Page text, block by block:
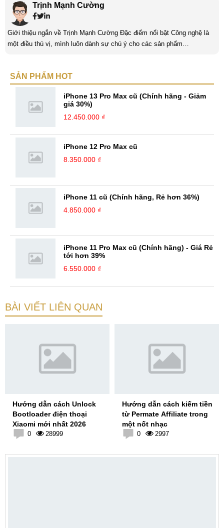
Trịnh Mạnh Cường
Giới thiệu ngắn về Trịnh Mạnh Cường Đặc điểm nổi bật Công nghệ là
một điều thú vị, mình luôn dành sự chú ý cho các sản phẩm
hiểu biết mới mẻ và thú vị. Tinh thần tự giác và sự chuyên nghiệp là
SẢN PHẨM HOT
iPhone 13 Pro Max cũ (Chính hãng - Giảm
giá 30%)
12.450.000 ₫
iPhone 12 Pro Max cũ
8.350.000 ₫
iPhone 11 cũ (Chính hãng, Rẻ hơn 36%)
4.850.000 ₫
iPhone 11 Pro Max cũ (Chính hãng) - Giá Rẻ
tới hơn 39%
6.550.000 ₫
BÀI VIẾT LIÊN QUAN
Hướng dẫn cách Unlock
Bootloader điện thoại
Xiaomi mới nhất 2026
0 28999
Hướng dẫn cách kiếm tiền
từ Permate Affiliate trong
một nốt nhạc
0 2997